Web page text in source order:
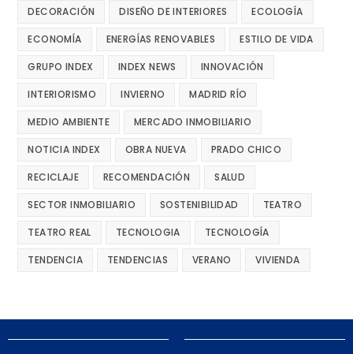
DECORACIÓN DISEÑO DE INTERIORES ECOLOGÍA
ECONOMÍA ENERGÍAS RENOVABLES ESTILO DE VIDA
GRUPO INDEX INDEX NEWS INNOVACIÓN
INTERIORISMO INVIERNO MADRID RÍO
MEDIO AMBIENTE MERCADO INMOBILIARIO
NOTICIA INDEX OBRA NUEVA PRADO CHICO
RECICLAJE RECOMENDACIÓN SALUD
SECTOR INMOBILIARIO SOSTENIBILIDAD TEATRO
TEATRO REAL TECNOLOGIA TECNOLOGÍA
TENDENCIA TENDENCIAS VERANO VIVIENDA